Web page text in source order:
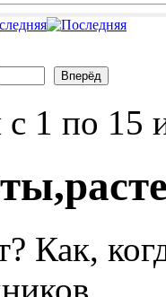
1 по 15
Как,